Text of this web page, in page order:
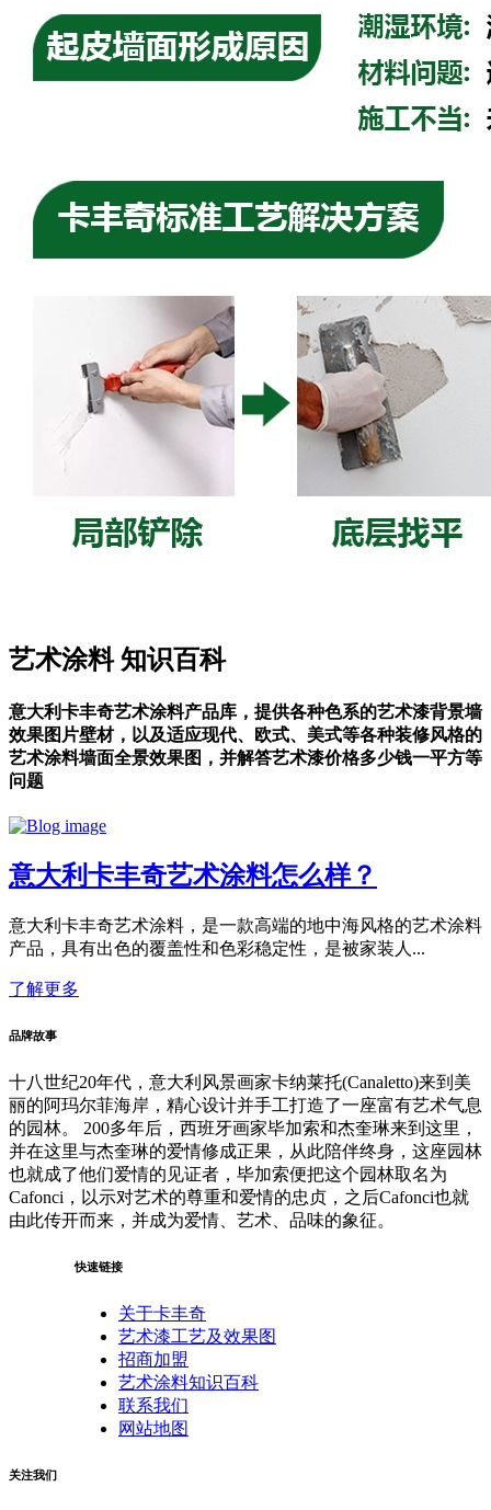
艺术涂料知识百科
意大利卡丰奇艺术涂料产品库，提供各种色系的艺术漆背景墙
效果图片壁材，以及适应现代、欧式、美式等各种装修风格的
艺术涂料墙面全景效果图，并解答艺术漆价格多少钱一平方等
问题
意大利卡丰奇艺术涂料怎么样？
意大利卡丰奇艺术涂料，是一款高端的地中海风格的艺术涂料
产品，具有出色的覆盖性和色彩稳定性，是被家装人...
了解更多
品牌故事
十八世纪20年代，意大利风景画家卡纳莱托(Canaletto)来到美
丽的阿玛尔菲海岸，精心设计并手工打造了一座富有艺术气息
的园林。 200多年后，西班牙画家毕加索和杰奎琳来到这里，
并在这里与杰奎琳的爱情修成正果，从此陪伴终身，这座园林
也就成了他们爱情的见证者，毕加索便把这个园林取名为
Cafonci，以示对艺术的尊重和爱情的忠贞，之后Cafonci也就
由此传开而来，并成为爱情、艺术、品味的象征。
快速链接
关于卡丰奇
艺术漆工艺及效果图
招商加盟
艺术涂料知识百科
联系我们
网站地图
关注我们